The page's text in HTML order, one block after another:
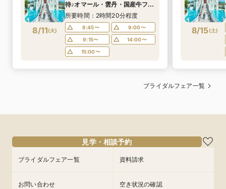
8/11(火)
待♪オマール・雲丹・国産牛フィ
レなど4万円相当の豪華試食×天
空チャペル＆貸切邸宅を体験＊
マイナビ限定BIGフェア
所要時間：2時間20分程度
8:45〜
9:00〜
9:15〜
14:00〜
15:00〜
8/15(土)
ブライダルフェア一覧
見学・相談予約
ブライダルフェア一覧 資料請求
お問い合わせ 空き状況の確認